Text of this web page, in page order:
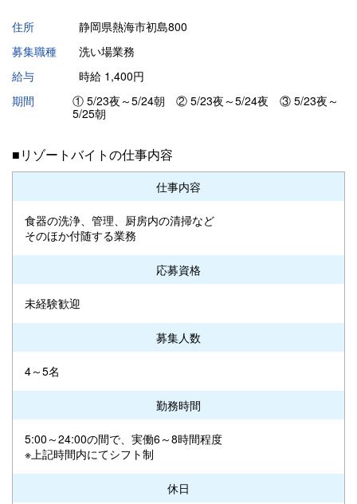
住所
静岡県熱海市初島800
募集職種
洗い場業務
給与
時給 1,400円
期間
① 5/23夜～5/24朝 ② 5/23夜～5/24夜 ③ 5/23夜～
5/25朝
■リゾートバイトの仕事内容
仕事内容
食器の洗浄、管理、厨房内の清掃など
そのほか付随する業務
応募資格
未経験歓迎
募集人数
4～5名
勤務時間
5:00～24:00の間で、実働6～8時間程度
※上記時間内にてシフト制
休日